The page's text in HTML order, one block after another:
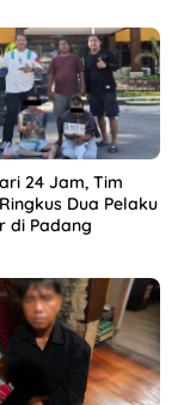
24 Jam, Tim
Dua Pelaku
di Padang